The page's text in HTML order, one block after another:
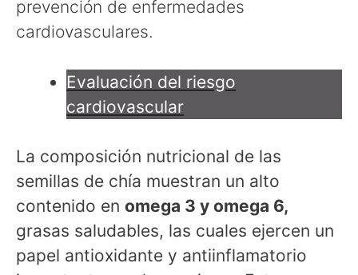
prevención de enfermedades
cardiovasculares.
Evaluación del riesgo
cardiovascular
La composición nutricional de las
semillas de chía muestran un alto
contenido en omega 3 y omega 6,
grasas saludables, las cuales ejercen un
papel antioxidante y antiinflamatorio